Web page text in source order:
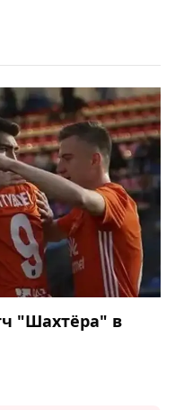
"Шахтёра" в